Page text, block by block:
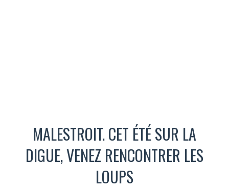
MALESTROIT. CET ÉTÉ SUR LA
DIGUE, VENEZ RENCONTRER LES
LOUPS